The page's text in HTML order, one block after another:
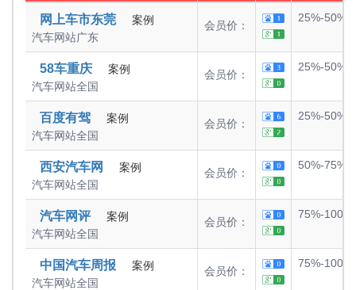
网上车市东莞
案例
汽车网站广东
会员价：
25%-50%
58车重庆
案例
汽车网站全国
会员价：
25%-50%
百度有驾
案例
汽车网站全国
会员价：
25%-50%
西安汽车网
案例
汽车网站全国
会员价：
50%-75%
汽车网评
案例
汽车网站全国
会员价：
75%-100%
中国汽车周报
案例
汽车网站全国
会员价：
75%-100%